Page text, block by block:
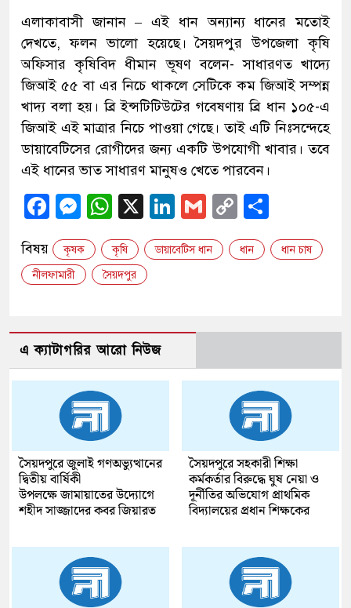
এলাকাবাসী জানান – এই ধান অন্যান্য ধানের মতোই
দেখতে, ফলন ভালো হয়েছে। সৈয়দপুর উপজেলা কৃষি
অফিসার কৃষিবিদ ধীমান ভূষণ বলেন- সাধারণত খাদ্যে
জিআই ৫৫ বা এর নিচে থাকলে সেটিকে কম জিআই সম্পন্ন
খাদ্য বলা হয়। ব্রি ইন্সটিটিউটের গবেষণায় ব্রি ধান ১০৫-এ
জিআই এই মাত্রার নিচে পাওয়া গেছে। তাই এটি নিঃসন্দেহে
ডায়াবেটিসের রোগীদের জন্য একটি উপযোগী খাবার। তবে
এই ধানের ভাত সাধারণ মানুষও খেতে পারবেন।
Facebook
Messenger
WhatsApp
X LinkedIn
Gmail
Copy
Link
বিষয় কৃষক কৃষি ডায়াবেটিস ধান ধান
ধান চাষ
নীলফামারী
সৈয়দপুর
এ ক্যাটাগরির আরো নিউজ
সৈয়দপুরে জুলাই গণঅভ্যুত্থানের
দ্বিতীয় বার্ষিকী
উপলক্ষে জামায়াতের উদ্যোগে
শহীদ সাজ্জাদের কবর জিয়ারত
সৈয়দপুরে সহকারী শিক্ষা
কর্মকর্তার বিরুদ্ধে ঘুষ নেয়া ও
দূর্নীতির অভিযোগ প্রাথমিক
বিদ্যালয়ের প্রধান শিক্ষকের